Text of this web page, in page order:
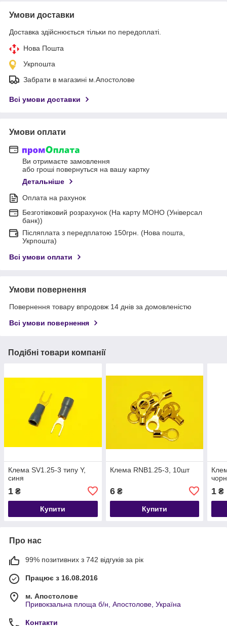
Умови доставки
Доставка здійснюється тільки по передоплаті.
Нова Пошта
Укрпошта
Забрати в магазині м.Апостолове
Всі умови доставки
Умови оплати
Ви отримаєте замовлення
або гроші повернуться на вашу картку
Детальніше
Оплата на рахунок
Безготівковий розрахунок (На карту МОНО (Універсал
банк))
Післяплата з передплатою 150грн. (Нова пошта,
Укрпошта)
Всі умови оплати
Умови повернення
Повернення товару впродовж 14 днів за домовленістю
Всі умови повернення
Подібні товари компанії
Клема SV1.25-3 типу Y,
синя
1 ₴
Купити
Клема RNB1.25-3, 10шт
6₴
Купити
1 ₴
Про нас
99% позитивних з 742 відгуків за рік
Працює з 16.08.2016
м. Апостолове
Привокзальна площа б/н, Апостолове, Україна
Контакти